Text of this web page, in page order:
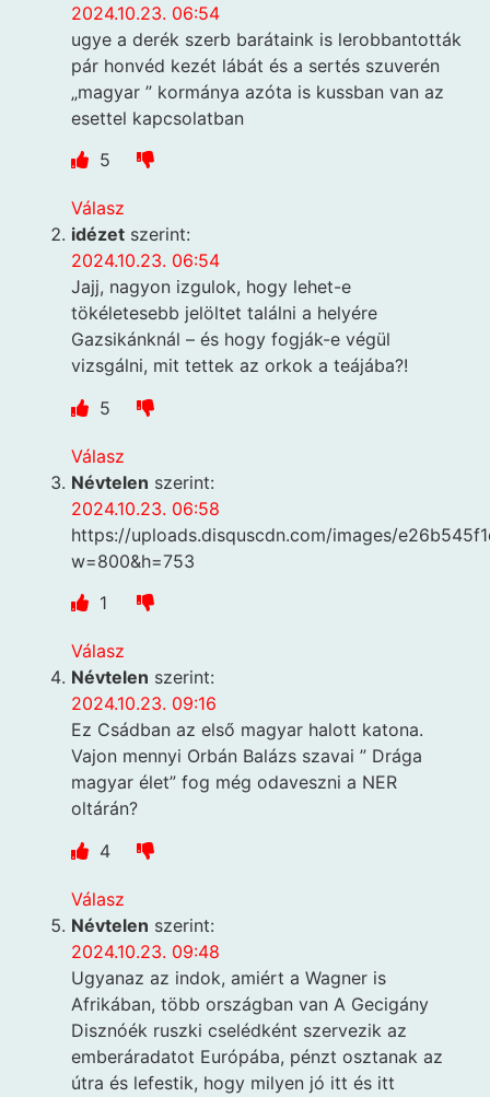
2024.10.23. 06:54
ugye a derék szerb barátaink is lerobbantották
pár honvéd kezét lábát és a sertés szuverén
„magyar ” kormánya azóta is kussban van az
esettel kapcsolatban
5
Válasz
idézet szerint:
2024.10.23. 06:54
Jajj, nagyon izgulok, hogy lehet-e
tökéletesebb jelöltet találni a helyére
Gazsikánknál – és hogy fogják-e végül
vizsgálni, mit tettek az orkok a teájába?!
5
Válasz
Névtelen szerint:
2024.10.23. 06:58
https://uploads.disquscdn.com/images/
w=800&h=753
1
Válasz
Névtelen szerint:
2024.10.23. 09:16
Ez Csádban az első magyar halott katona.
Vajon mennyi Orbán Balázs szavai ” Drága
magyar élet” fog még odaveszni a NER
oltárán?
4
Válasz
Névtelen szerint:
2024.10.23. 09:48
Ugyanaz az indok, amiért a Wagner is
Afrikában, több országban van A Gecigány
Disznóék ruszki cselédként szervezik az
emberáradatot Európába, pénzt osztanak az
útra és lefestik, hogy milyen jó itt és itt